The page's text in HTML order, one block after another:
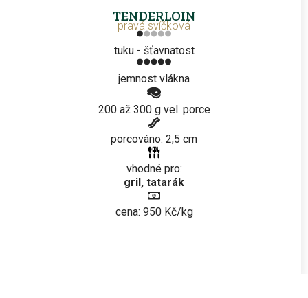
TENDERLOIN
pravá svíčková
tuku - šťavnatost
jemnost vlákna
200 až 300 g vel. porce
porcováno: 2,5 cm
vhodné pro:
gril, tatarák
cena: 950 Kč/kg